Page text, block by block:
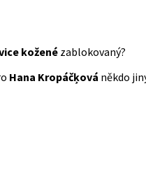
kožené zablokovaný?
Hana Kropáčķová někdo